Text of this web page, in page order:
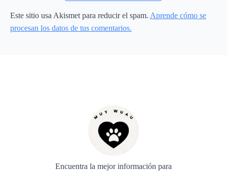
Este sitio usa Akismet para reducir el spam. Aprende cómo se
procesan los datos de tus comentarios.
Encuentra la mejor información para